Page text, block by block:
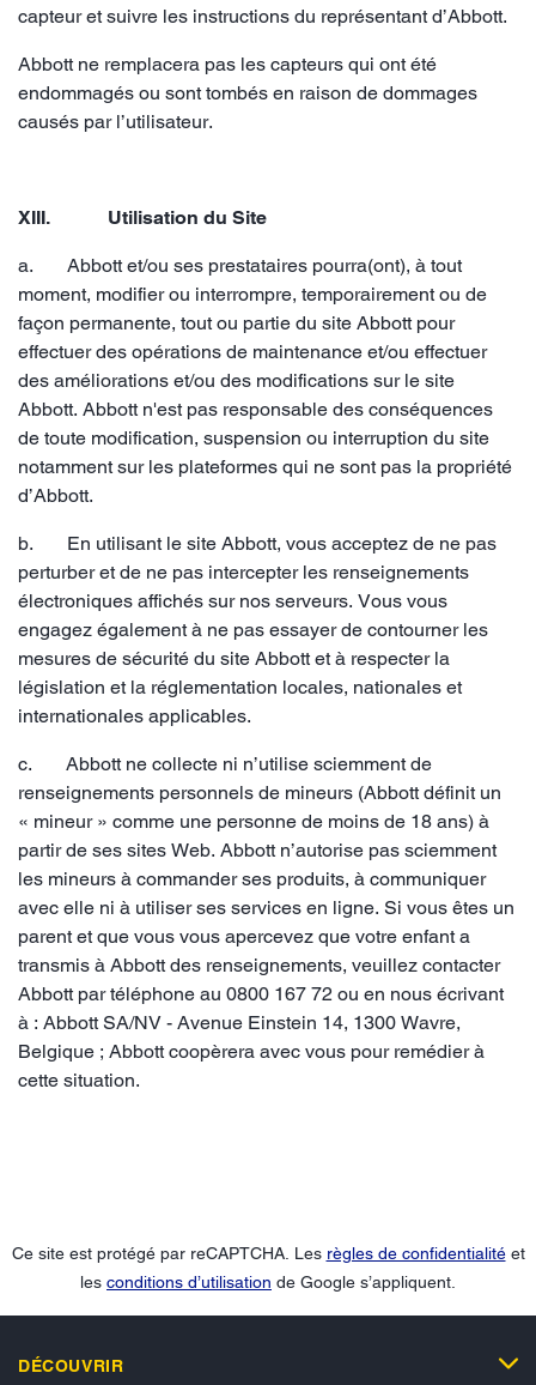
capteur et suivre les instructions du représentant d’Abbott.
Abbott ne remplacera pas les capteurs qui ont été
endommagés ou sont tombés en raison de dommages
causés par l’utilisateur.
XIII. Utilisation du Site
a. Abbott et/ou ses prestataires pourra(ont), à tout
moment, modifier ou interrompre, temporairement ou de
façon permanente, tout ou partie du site Abbott pour
effectuer des opérations de maintenance et/ou effectuer
des améliorations et/ou des modifications sur le site
Abbott. Abbott n'est pas responsable des conséquences
de toute modification, suspension ou interruption du site
notamment sur les plateformes qui ne sont pas la propriété
d’Abbott.
b. En utilisant le site Abbott, vous acceptez de ne pas
perturber et de ne pas intercepter les renseignements
électroniques affichés sur nos serveurs. Vous vous
engagez également à ne pas essayer de contourner les
mesures de sécurité du site Abbott et à respecter la
législation et la réglementation locales, nationales et
internationales applicables.
c. Abbott ne collecte ni n’utilise sciemment de
renseignements personnels de mineurs (Abbott définit un
« mineur » comme une personne de moins de 18 ans) à
partir de ses sites Web. Abbott n’autorise pas sciemment
les mineurs à commander ses produits, à communiquer
avec elle ni à utiliser ses services en ligne. Si vous êtes un
parent et que vous vous apercevez que votre enfant a
transmis à Abbott des renseignements, veuillez contacter
Abbott par téléphone au 0800 167 72 ou en nous écrivant
à : Abbott SA/NV - Avenue Einstein 14, 1300 Wavre,
Belgique ; Abbott coopèrera avec vous pour remédier à
cette situation.
Ce site est protégé par reCAPTCHA. Les règles de confidentialitéet
les conditions d’utilisation de Google s’appliquent.
DÉCOUVRIR